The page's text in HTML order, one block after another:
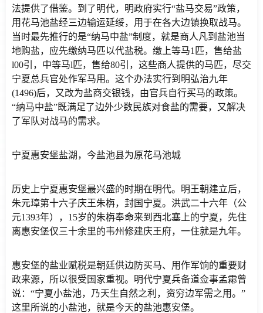
法提供了借鉴。到了明代，明政府实行“盐马交易”政策，
用花马池盐经三边输运延绥，用于在各大边镇换取战马。
当时最先推行的是“纳马中盐”制度，就是商人凡到盐池当
地购盐，应先缴纳马匹以代盐税。缴上等马1匹，售给盐
l00引，中等马l匹，售给80引，这些商人提供的马匹，尽交
宁夏总兵官处作军马用。这个办法实行到明弘治九年
(1496)后，又改为盐商交银钱，由官兵自行买马的政策。
“纳马中盐”既满足了边外少数民族对食盐的需要，又解决
了军队对战马的需求。
宁夏惠安堡盐湖，今盐池县为原花马池城
历史上宁夏惠安堡最兴盛的时期在明代。明王朝建立后，
朱元璋第十六子庆王朱栴，封国宁夏。洪武二十六年（公
元1393年），15岁的朱栴奉命来到西北塞上的宁夏，先住
离惠安堡仅三十余里的韦州修建庆王府，一住就是九年。
惠安堡的盐业赋税是朝廷供边防买马、用作军饷的重要财
政来源，所以很受国家重视。明代宁夏兵备道佥事孟霦曾
说：“宁夏小盐池，乃天生自然之利，资穷边军需之用。”
这里所说的小盐池，就是今天的盐池惠安堡。